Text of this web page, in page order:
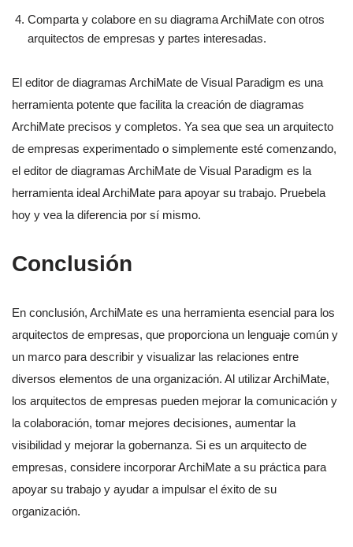
Comparta y colabore en su diagrama ArchiMate con otros
arquitectos de empresas y partes interesadas.
El editor de diagramas ArchiMate de Visual Paradigm es una
herramienta potente que facilita la creación de diagramas
ArchiMate precisos y completos. Ya sea que sea un arquitecto
de empresas experimentado o simplemente esté comenzando,
el editor de diagramas ArchiMate de Visual Paradigm es la
herramienta ideal ArchiMate para apoyar su trabajo. Pruebela
hoy y vea la diferencia por sí mismo.
Conclusión
En conclusión, ArchiMate es una herramienta esencial para los
arquitectos de empresas, que proporciona un lenguaje común y
un marco para describir y visualizar las relaciones entre
diversos elementos de una organización. Al utilizar ArchiMate,
los arquitectos de empresas pueden mejorar la comunicación y
la colaboración, tomar mejores decisiones, aumentar la
visibilidad y mejorar la gobernanza. Si es un arquitecto de
empresas, considere incorporar ArchiMate a su práctica para
apoyar su trabajo y ayudar a impulsar el éxito de su
organización.